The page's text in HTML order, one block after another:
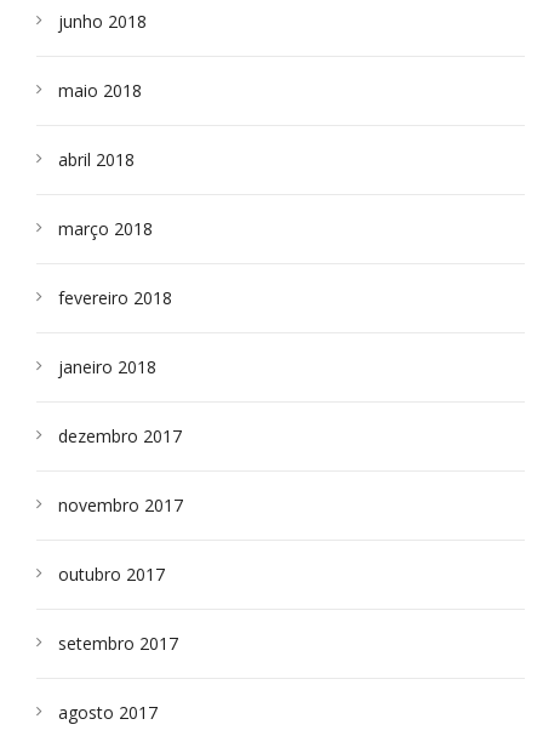
junho 2018
maio 2018
abril 2018
março 2018
fevereiro 2018
janeiro 2018
dezembro 2017
novembro 2017
outubro 2017
setembro 2017
agosto 2017